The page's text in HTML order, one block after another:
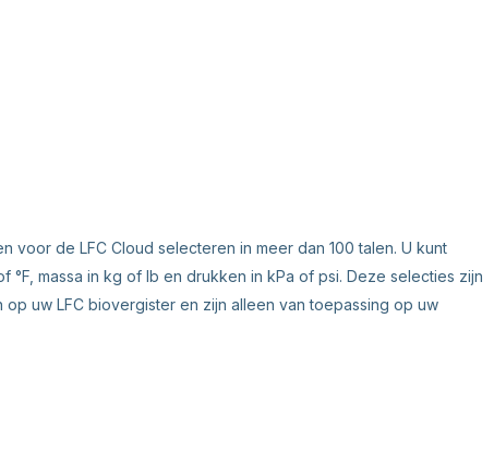
voor de LFC Cloud selecteren in meer dan 100 talen. U kunt
°F, massa in kg of lb en drukken in kPa of psi. Deze selecties zijn
uw LFC biovergister en zijn alleen van toepassing op uw